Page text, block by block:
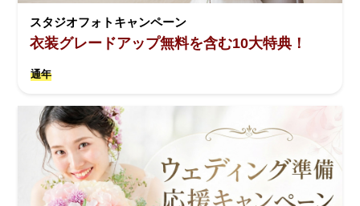
スタジオフォトキャンペーン
衣装グレードアップ無料を含む10大特典！
通年